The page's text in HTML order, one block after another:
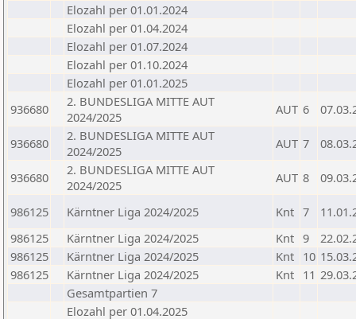
Elozahl per 01.01.2024
Elozahl per 01.04.2024
Elozahl per 01.07.2024
Elozahl per 01.10.2024
Elozahl per 01.01.2025
936680
2. BUNDESLIGA MITTE AUT
2024/2025
AUT 6
936680
2. BUNDESLIGA MITTE AUT
2024/2025
AUT 7
936680
2. BUNDESLIGA MITTE AUT
2024/2025
AUT 8
986125 Kärntner Liga 2024/2025 Knt 7
986125
Kärntner Liga 2024/2025 Knt 9
986125
Kärntner Liga 2024/2025 Knt 10
986125
Kärntner Liga 2024/2025 Knt 11
Gesamtpartien 7
Elozahl per 01.04.2025